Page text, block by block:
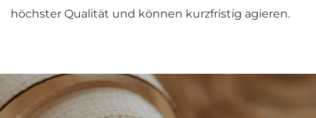
höchster Qualität und können kurzfristig agieren.